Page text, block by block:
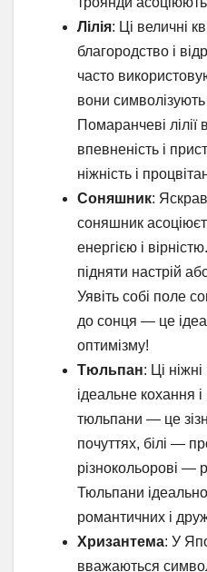
Лілія: Ці величні
благородство і
часто
вони символізують
Помаранчеві
впевненість і
ніжність і
Соняшник:
соняшник
енергією і
підняти настрій
Уявіть собі поле
до сонця — це
оптимізму!
Тюльпан: Ці
ідеальне кохання
тюльпани — це
почуттях, білі —
різнокольорові —
Тюльпани
романтичних і
Хризантема: У
вважаються